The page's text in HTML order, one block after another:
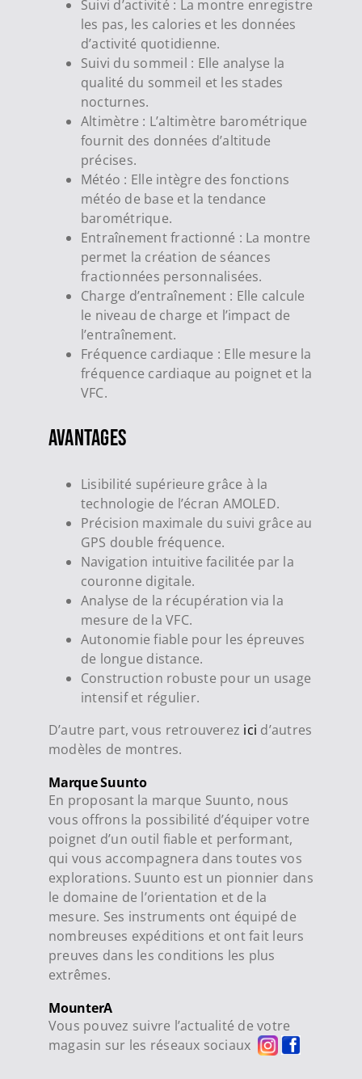
Suivi d’activité : La montre enregistre
les pas, les calories et les données
d’activité quotidienne.
Suivi du sommeil : Elle analyse la
qualité du sommeil et les stades
nocturnes.
Altimètre : L’altimètre barométrique
fournit des données d’altitude
précises.
Météo : Elle intègre des fonctions
météo de base et la tendance
barométrique.
Entraînement fractionné : La montre
permet la création de séances
fractionnées personnalisées.
Charge d’entraînement : Elle calcule
le niveau de charge et l’impact de
l’entraînement.
Fréquence cardiaque : Elle mesure la
fréquence cardiaque au poignet et la
VFC.
Avantages
Lisibilité supérieure grâce à la
technologie de l’écran AMOLED.
Précision maximale du suivi grâce au
GPS double fréquence.
Navigation intuitive facilitée par la
couronne digitale.
Analyse de la récupération via la
mesure de la VFC.
Autonomie fiable pour les épreuves
de longue distance.
Construction robuste pour un usage
intensif et régulier.
D’autre part, vous retrouverez ici d’autres
modèles de montres.
Marque Suunto
En proposant la marque Suunto, nous
vous offrons la possibilité d’équiper votre
poignet d’un outil fiable et performant,
qui vous accompagnera dans toutes vos
explorations. Suunto est un pionnier dans
le domaine de l’orientation et de la
mesure. Ses instruments ont équipé de
nombreuses expéditions et ont fait leurs
preuves dans les conditions les plus
extrêmes.
MounterA
Vous pouvez suivre l’actualité de votre
magasin sur les réseaux sociaux